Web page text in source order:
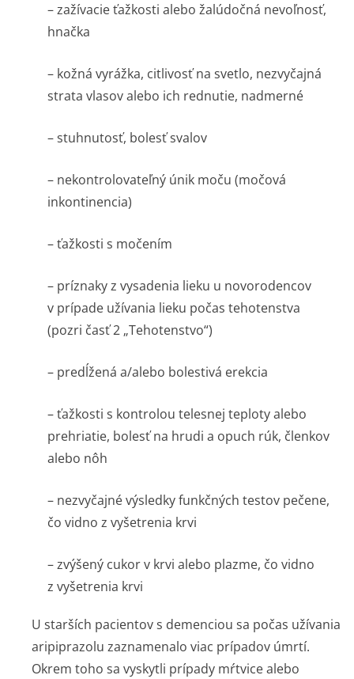
– zažívacie ťažkosti alebo žalúdočná nevoľnosť,
hnačka
– kožná vyrážka, citlivosť na svetlo, nezvyčajná
strata vlasov alebo ich rednutie, nadmerné
– stuhnutosť, bolesť svalov
– nekontrolovateľný únik moču (močová
inkontinencia)
– ťažkosti s močením
– príznaky z vysadenia lieku u novorodencov
v prípade užívania lieku počas tehotenstva
(pozri časť 2 „Tehotenstvo“)
– predĺžená a/alebo bolestivá erekcia
– ťažkosti s kontrolou telesnej teploty alebo
prehriatie, bolesť na hrudi a opuch rúk, členkov
alebo nôh
– nezvyčajné výsledky funkčných testov pečene,
čo vidno z vyšetrenia krvi
– zvýšený cukor v krvi alebo plazme, čo vidno
z vyšetrenia krvi
U starších pacientov s demenciou sa počas užívania
aripiprazolu zaznamenalo viac prípadov úmrtí.
Okrem toho sa vyskytli prípady mŕtvice alebo